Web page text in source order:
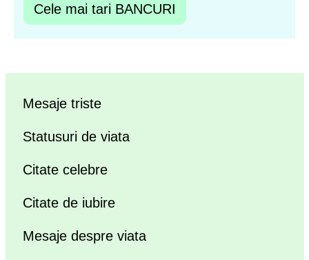
Cele mai tari BANCURI
Mesaje triste
Statusuri de viata
Citate celebre
Citate de iubire
Mesaje despre viata